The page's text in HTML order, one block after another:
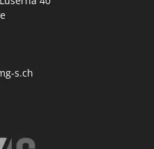
s.ch